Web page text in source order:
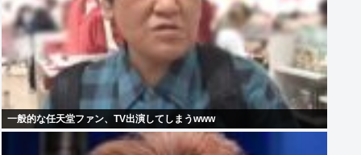
一般的な任天堂ファン、TV出演してしまうwww